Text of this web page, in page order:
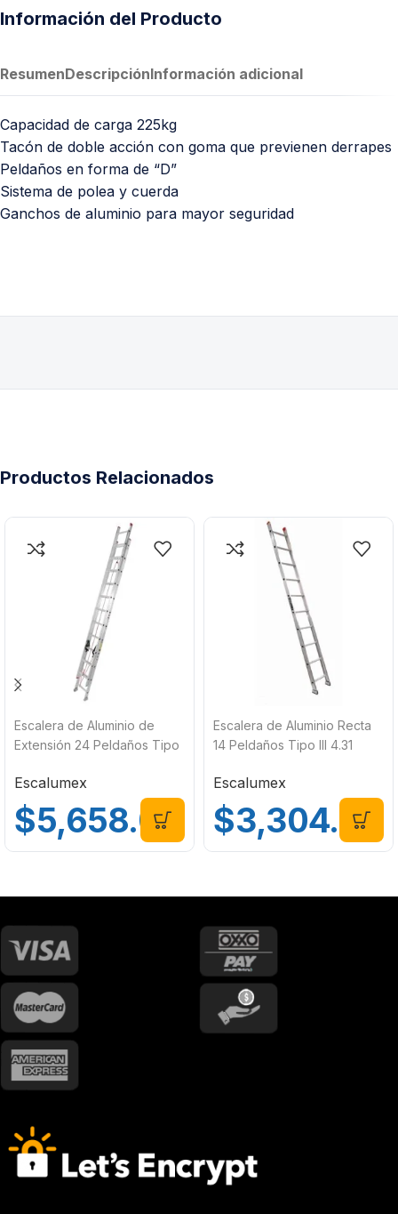
Información del Producto
ResumenDescripciónInformación adicional
Capacidad de carga 225kg
Tacón de doble acción con goma que previenen derrapes
Peldaños en forma de “D”
Sistema de polea y cuerda
Ganchos de aluminio para mayor seguridad
Productos Relacionados
Escalera de Aluminio de
Extensión 24 Peldaños Tipo
Escalumex EXL-24
Escalumex
$5,658.00
Escalera de Aluminio Recta
14 Peldaños Tipo III 4.31
Escalumex SDC-14
Escalumex
$3,304.00